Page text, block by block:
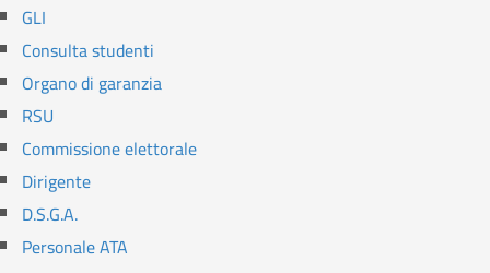
GLI
Consulta studenti
Organo di garanzia
RSU
Commissione elettorale
Dirigente
D.S.G.A.
Personale ATA